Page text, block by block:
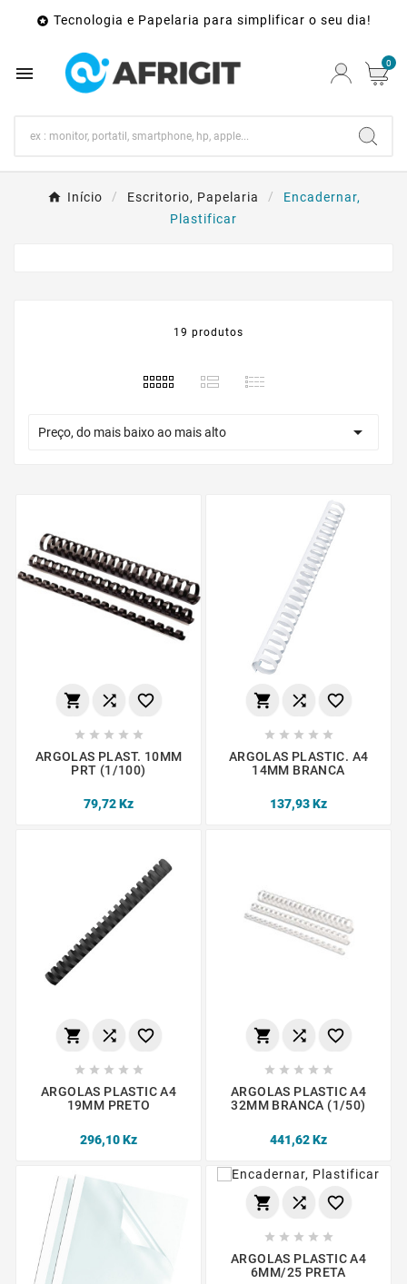
 Tecnologia e Papelaria para simplificar o seu dia!
 0
Início Escritorio, Papelaria
Encadernar,
Plastificar
19 produtos
Preço, do mais baixo ao mais alto 
  
    
ARGOLAS PLAST. 10MM
PRT (1/100)
79,72 Kz
  
    
ARGOLAS PLASTIC. A4
14MM BRANCA
137,93 Kz
  
    
ARGOLAS PLASTIC A4
19MM PRETO
296,10 Kz
  
    
ARGOLAS PLASTIC A4
32MM BRANCA (1/50)
441,62 Kz
  
    
ARGOLAS PLASTIC A4
6MM/25 PRETA